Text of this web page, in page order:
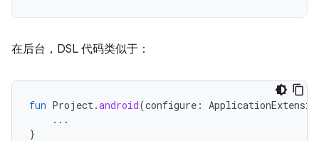
在后台，DSL 代码类似于：
fun Project.android(configure :
...
}